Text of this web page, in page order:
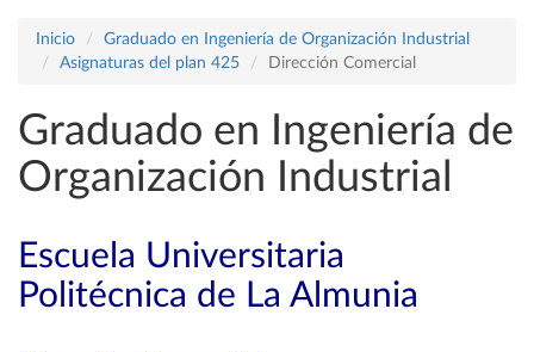
Inicio
Graduado en Ingeniería de Organización Industrial
Asignaturas del plan 425
Dirección Comercial
Graduado en Ingeniería de
Organización Industrial
Escuela Universitaria
Politécnica de La Almunia